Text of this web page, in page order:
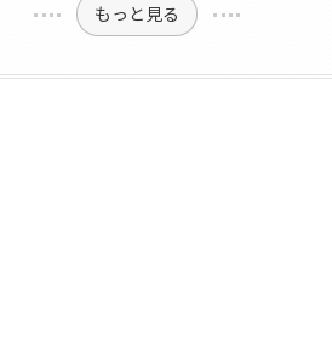
もっと見る